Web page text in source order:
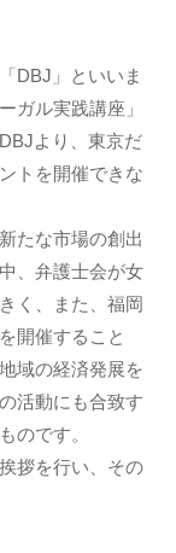
DBJ」といいま
ガル実践講座」
より、東京だ
トを開催できな
たな市場の創出
、弁護士会が女
く、また、福岡
開催すること
域の経済発展を
活動にも合致す
のです。
拶を行い、その